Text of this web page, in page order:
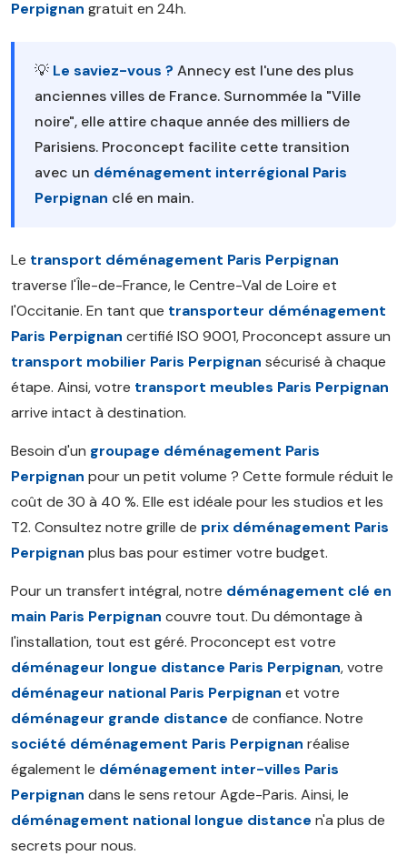
Perpignan gratuit en 24h.
💡 Le saviez-vous ? Annecy est l'une des plus
anciennes villes de France. Surnommée la "Ville
noire", elle attire chaque année des milliers de
Parisiens. Proconcept facilite cette transition
avec un déménagement interrégional Paris
Perpignan clé en main.
Le transport déménagement Paris Perpignan
traverse l'Île-de-France, le Centre-Val de Loire et
l'Occitanie. En tant que transporteur déménagement
Paris Perpignan certifié ISO 9001, Proconcept assure un
transport mobilier Paris Perpignan sécurisé à chaque
étape. Ainsi, votre transport meubles Paris Perpignan
arrive intact à destination.
Besoin d'un groupage déménagement Paris
Perpignan pour un petit volume ? Cette formule réduit le
coût de 30 à 40 %. Elle est idéale pour les studios et les
T2. Consultez notre grille de prix déménagement Paris
Perpignan plus bas pour estimer votre budget.
Pour un transfert intégral, notre déménagement clé en
main Paris Perpignan couvre tout. Du démontage à
l'installation, tout est géré. Proconcept est votre
déménageur longue distance Paris Perpignan, votre
déménageur national Paris Perpignan et votre
déménageur grande distance de confiance. Notre
société déménagement Paris Perpignan réalise
également le déménagement inter-villes Paris
Perpignan dans le sens retour Agde-Paris. Ainsi, le
déménagement national longue distance n'a plus de
secrets pour nous.